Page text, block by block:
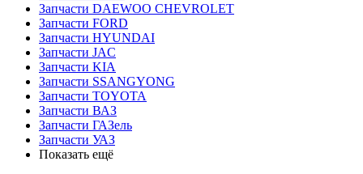
Запчасти DAEWOO CHEVROLET
Запчасти FORD
Запчасти HYUNDAI
Запчасти JAC
Запчасти KIA
Запчасти SSANGYONG
Запчасти TOYOTA
Запчасти ВАЗ
Запчасти ГАЗель
Запчасти УАЗ
Показать ещё